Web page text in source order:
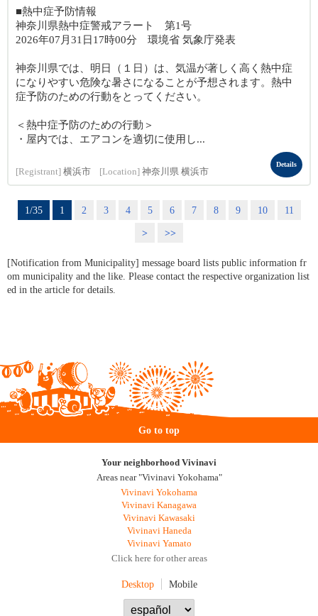
■熱中症予防情報
神奈川県熱中症警戒アラート 第1号
2026年07月31日17時00分 環境省 気象庁発表
神奈川県では、明日（１日）は、気温が著しく高く熱中症
になりやすい危険な暑さになることが予想されます。熱中
症予防のための行動をとってください。
＜熱中症予防のための行動＞
・屋内では、エアコンを適切に使用し...
[Registrant] 横浜市 [Location] 神奈川県 横浜市
Details
1/35 1 2 3 4 5 6 7 8 9 10
11
>
>>
[Notification from Municipality] message board lists public information fr
om municipality and the like. Please contact the respective organization list
ed in the article for details.
Go to top
Your neighborhood Vivinavi
Areas near "Vivinavi Yokohama"
Vivinavi Yokohama
Vivinavi Kanagawa
Vivinavi Kawasaki
Vivinavi Haneda
Vivinavi Yamato
Click here for other areas
Desktop Mobile